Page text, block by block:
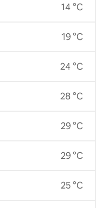
14 °C
19 °C
24 °C
28 °C
29 °C
29 °C
25 °C